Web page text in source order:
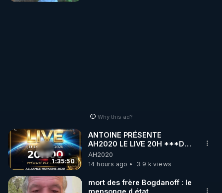
🌱 INSTAGRAM
https://www.instagram.com/rdlr_thierrycasasnovas/
http://rgnr.li/instagram
Why this ad?
1:35:50
ANTOINE PRÉSENTE
AH2020 LE LIVE 20H ***DU
06/08/2026***
AH2020
14 hours ago
3.9 k views
mort des frère Bogdanoff : le
mensonge d état